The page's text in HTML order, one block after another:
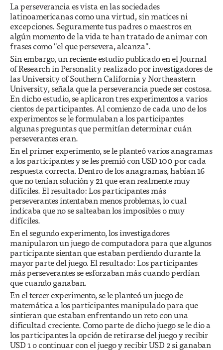
La perseverancia es vista en las sociedades
latinoamericanas como una virtud, sin matices ni
excepciones. Seguramente tus padres o maestros en
algún momento de la vida te han tratado de animar con
frases como "el que persevera, alcanza".
Sin embargo, un reciente estudio publicado en el Journal
of Research in Personality realizado por investigadores de
las University of Southern California y Northeastern
University, señala que la perseverancia puede ser costosa.
En dicho estudio, se aplicaron tres experimentos a varios
cientos de participantes. Al comienzo de cada uno de los
experimentos se le formulaban a los participantes
algunas preguntas que permitían determinar cuán
perseverantes eran.
En el primer experimento, se le planteó varios anagramas
a los participantes y se les premió con USD 100 por cada
respuesta correcta. Dentro de los anagramas, habían 16
que no tenían solución y 21 que eran realmente muy
difíciles. El resultado: Los participantes más
perseverantes intentaban menos problemas, lo cual
indicaba que no se salteaban los imposibles o muy
difíciles.
En el segundo experimento, los investigadores
manipularon un juego de computadora para que algunos
participante sientan que estaban perdiendo durante la
mayor parte del juego. El resultado: Los participantes
más perseverantes se esforzaban más cuando perdían
que cuando ganaban.
En el tercer experimento, se le planteó un juego de
matemática a los participantes manipulado para que
sintieran que estaban enfrentando un reto con una
dificultad creciente. Como parte de dicho juego se le dio a
los participantes la opción de retirarse del juego y recibir
USD 1 o continuar con el juego y recibir USD 2 si ganaban